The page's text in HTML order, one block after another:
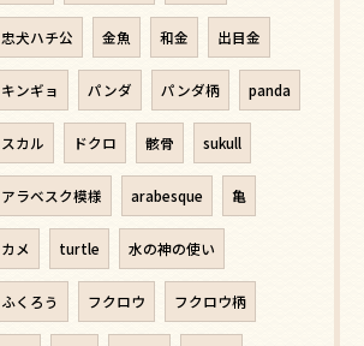
忠犬ハチ公 金魚 和金 出目金
キンギョ パンダ パンダ柄 panda
スカル ドクロ 骸骨 sukull
アラベスク模様 arabesque 亀
カメ turtle 水の神の使い
ふくろう フクロウ フクロウ柄